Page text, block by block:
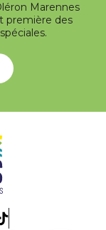
Marennes
première des